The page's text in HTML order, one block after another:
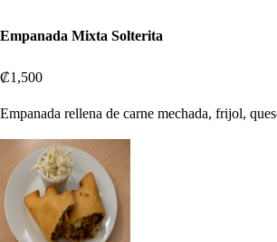
Empanada Mixta Solterita
₡1,500
Empanada rellena de carne mechada, frijol,